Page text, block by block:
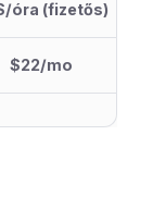
óra (fizetős)
$22/mo